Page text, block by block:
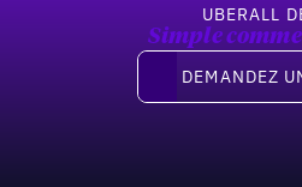
UBERALL
Simple
Demandez une
DEMANDEZ